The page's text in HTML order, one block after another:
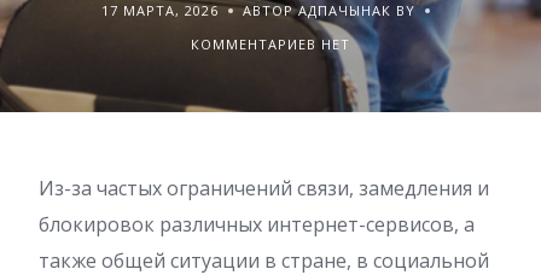
17 МАРТА, 2026
АВТОР АДПАЧЫНАК BY
КОММЕНТАРИЕВ НЕТ
Из-за частых ограничений связи, замедления и
блокировок различных интернет-сервисов, а
также общей ситуации в стране, в социальной